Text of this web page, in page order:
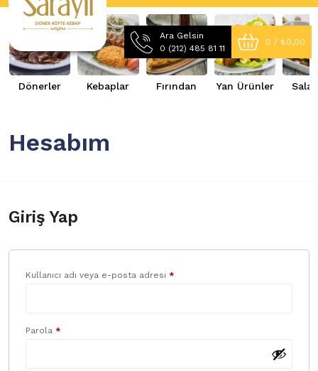
Ara Gelsin
0 (212) 485 81 11
0 / ₺0,00
Dönerler Kebaplar Fırından Yan Ürünler
Hesabım
Giriş Yap
Kullanıcı adı veya e-posta adresi *
Parola *